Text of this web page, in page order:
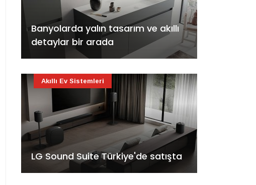
Banyolarda yalın tasarım ve akıllı
detaylar bir arada
LG Sound Suite Türkiye'de satışta
Akıllı Ev Sistemleri